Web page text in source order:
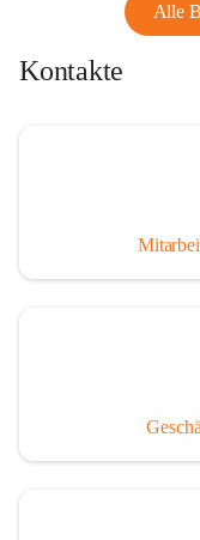
Alle
Kontakte